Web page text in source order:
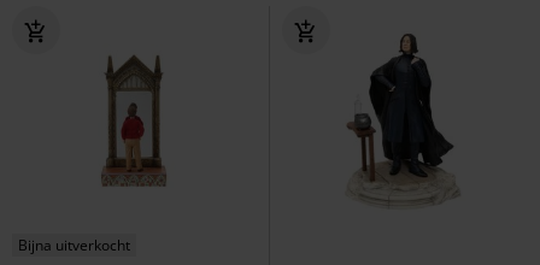
Bijna uitverkocht